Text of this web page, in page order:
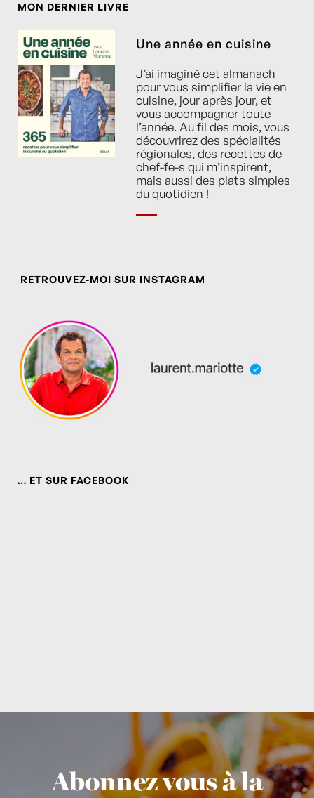
MON DERNIER LIVRE
Une année en cuisine
J’ai imaginé cet almanach
pour vous simplifier la vie en
cuisine, jour après jour, et
vous accompagner toute
l’année. Au fil des mois, vous
découvrirez des spécialités
régionales, des recettes de
chef-fe-s qui m’inspirent,
mais aussi des plats simples
du quotidien !
RETROUVEZ-MOI SUR INSTAGRAM
… ET SUR FACEBOOK
Abonnez vous à la